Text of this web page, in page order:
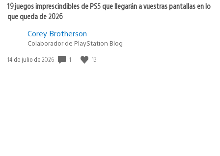
19 juegos imprescindibles de PS5 que llegarán a vuestras pantallas en lo
que queda de 2026
Corey Brotherson
Colaborador de PlayStation Blog
Fecha
14 de julio de 2026 1 13